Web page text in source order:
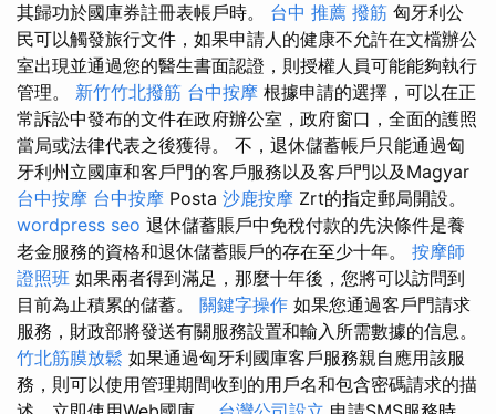
其歸功於國庫券註冊表帳戶時。 台中 推薦 撥筋 匈牙利公
民可以觸發旅行文件，如果申請人的健康不允許在文檔辦公
室出現並通過您的醫生書面認證，則授權人員可能能夠執行
管理。 新竹竹北撥筋 台中按摩 根據申請的選擇，可以在正
常訴訟中發布的文件在政府辦公室，政府窗口，全面的護照
當局或法律代表之後獲得。 不，退休儲蓄帳戶只能通過匈
牙利州立國庫和客戶門的客戶服務以及客戶門以及Magyar
台中按摩 台中按摩 Posta 沙鹿按摩 Zrt的指定郵局開設。
wordpress seo 退休儲蓄賬戶中免稅付款的先決條件是養
老金服務的資格和退休儲蓄賬戶的存在至少十年。 按摩師
證照班 如果兩者得到滿足，那麼十年後，您將可以訪問到
目前為止積累的儲蓄。 關鍵字操作 如果您通過客戶門請求
服務，財政部將發送有關服務設置和輸入所需數據的信息。
竹北筋膜放鬆 如果通過匈牙利國庫客戶服務親自應用該服
務，則可以使用管理期間收到的用戶名和包含密碼請求的描